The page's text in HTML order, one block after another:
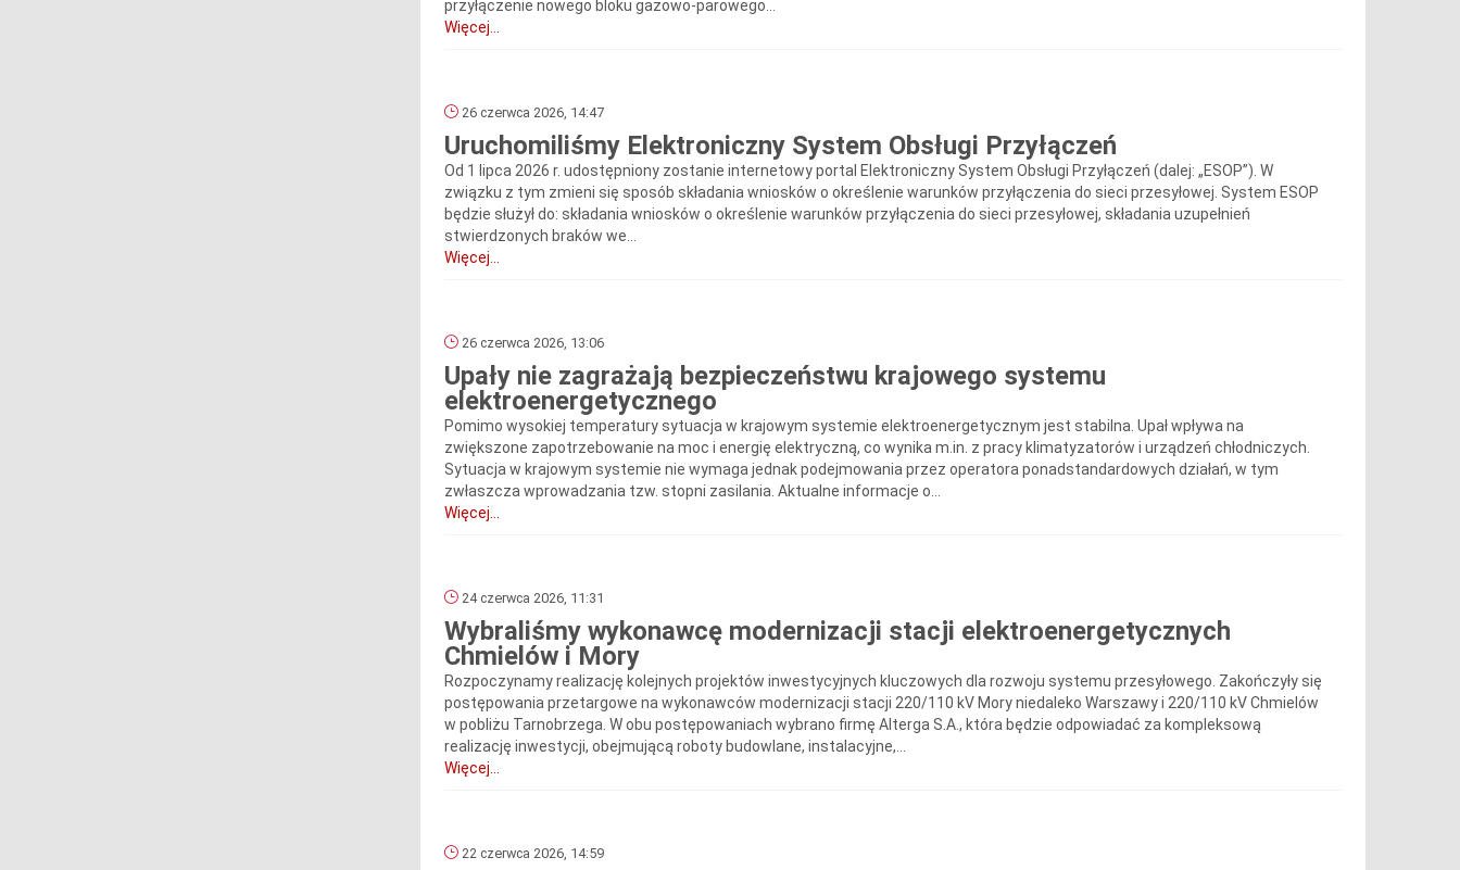
przyłączenie nowego bloku gazowo-parowego...
Więcej...
26 czerwca 2026, 14:47
Uruchomiliśmy Elektroniczny System Obsługi Przyłączeń
Od 1 lipca 2026 r. udostępniony zostanie internetowy portal Elektroniczny System Obsługi Przyłączeń (dalej: „ESOP”). W
związku z tym zmieni się sposób składania wniosków o określenie warunków przyłączenia do sieci przesyłowej. System ESOP
będzie służył do: składania wniosków o określenie warunków przyłączenia do sieci przesyłowej, składania uzupełnień
stwierdzonych braków we...
Więcej...
26 czerwca 2026, 13:06
Upały nie zagrażają bezpieczeństwu krajowego systemu
elektroenergetycznego
Pomimo wysokiej temperatury sytuacja w krajowym systemie elektroenergetycznym jest stabilna. Upał wpływa na
zwiększone zapotrzebowanie na moc i energię elektryczną, co wynika m.in. z pracy klimatyzatorów i urządzeń chłodniczych.
Sytuacja w krajowym systemie nie wymaga jednak podejmowania przez operatora ponadstandardowych działań, w tym
zwłaszcza wprowadzania tzw. stopni zasilania. Aktualne informacje o...
Więcej...
24 czerwca 2026, 11:31
Wybraliśmy wykonawcę modernizacji stacji elektroenergetycznych
Chmielów i Mory
Rozpoczynamy realizację kolejnych projektów inwestycyjnych kluczowych dla rozwoju systemu przesyłowego. Zakończyły się
postępowania przetargowe na wykonawców modernizacji stacji 220/110 kV Mory niedaleko Warszawy i 220/110 kV Chmielów
w pobliżu Tarnobrzega. W obu postępowaniach wybrano firmę Alterga S.A., która będzie odpowiadać za kompleksową
realizację inwestycji, obejmującą roboty budowlane, instalacyjne,...
Więcej...
22 czerwca 2026, 14:59